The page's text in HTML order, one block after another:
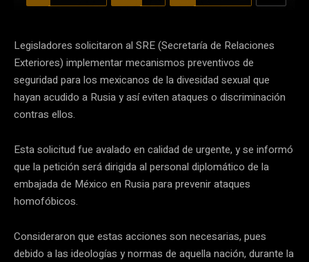
Legisladores solicitaron al SRE (Secretaría de Relaciones
Exteriores) implementar mecanismos preventivos de
seguridad para los mexicanos de la divesidad sexual que
hayan acudido a Rusia y así eviten ataques o discriminación
contras ellos.
Esta solicitud fue avalado en calidad de urgente, y se informó
que la petición será dirigida al personal diplomático de la
embajada de México en Rusia para prevenir ataques
homofóbicos.
Consideraron que estas acciones son necesarias, pues
debido a las ideologías y normas de aquella nación, durante la